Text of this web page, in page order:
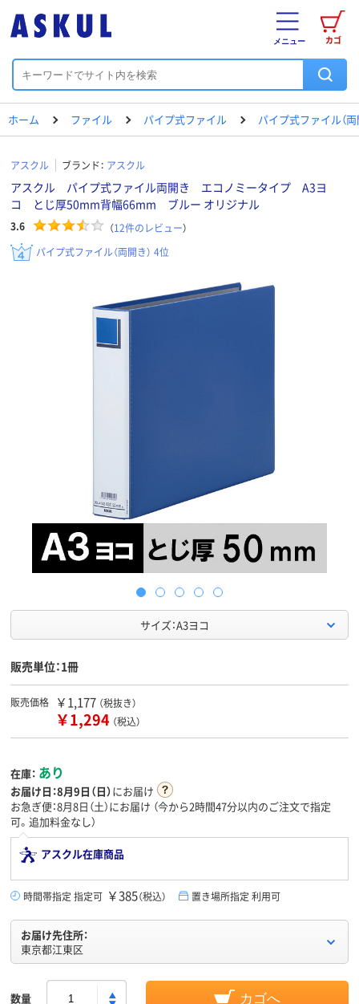
カゴ
メニュー
ホーム ファイル パイプ式ファイル パイプ式ファイル（両
アスクル ブランド： アスクル
アスクル パイプ式ファイル両開き エコノミータイプ A3ヨ
コ とじ厚50mm背幅66mm ブルー オリジナル
3.6 （12件のレビュー）
パイプ式ファイル（両開き） 4位
サイズ：A3ヨコ
販売単位：1冊
販売価格 ￥1,177 （税抜き）
￥1,294 （税込）
在庫： あり
お届け日：8月9日（日）にお届け
お急ぎ便：8月8日（土）にお届け （今から2時間47分以内のご注文で指定
可。追加料金なし）
アスクル在庫商品
時間帯指定 指定可 ￥385（税込） 置き場所指定 利用可
お届け先住所：
東京都江東区
数量 カゴへ